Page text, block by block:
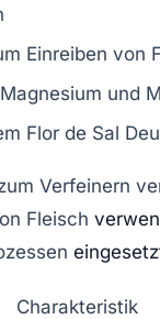
Einreiben von
und
Flor de Sal
Verfeinern
Fleisch
Charakteristik